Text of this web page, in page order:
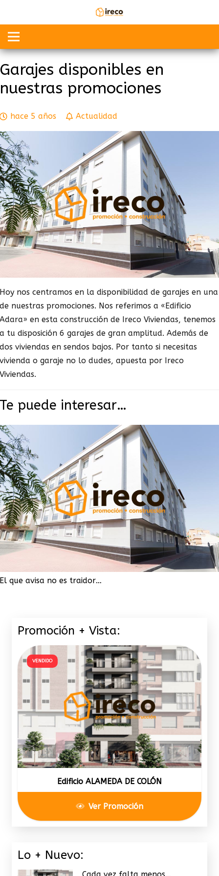
Garajes disponibles en
nuestras promociones
hace 5 años Actualidad
Hoy nos centramos en la disponibilidad de garajes en una
de nuestras promociones. Nos referimos a «Edificio
Adara» en esta construcción de Ireco Viviendas, tenemos
a tu disposición 6 garajes de gran amplitud. Además de
dos viviendas en sendos bajos. Por tanto si necesitas
vivienda o garaje no lo dudes, apuesta por Ireco
Viviendas.
Te puede interesar…
El que avisa no es traidor…
Promoción + Vista:
VENDIDO
Edificio ALAMEDA DE COLÓN
Ver Promoción
Lo + Nuevo: